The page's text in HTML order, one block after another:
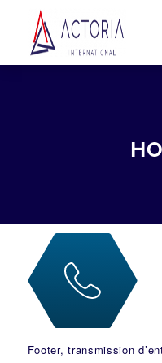
Footer, transmission